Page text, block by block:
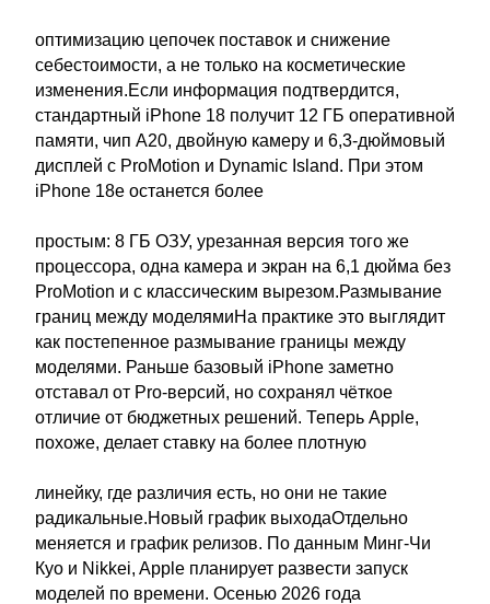
оптимизацию цепочек поставок и снижение
себестоимости, а не только на косметические
изменения.Если информация подтвердится,
стандартный iPhone 18 получит 12 ГБ оперативной
памяти, чип A20, двойную камеру и 6,3-дюймовый
дисплей с ProMotion и Dynamic Island. При этом
iPhone 18e останется более
простым: 8 ГБ ОЗУ, урезанная версия того же
процессора, одна камера и экран на 6,1 дюйма без
ProMotion и с классическим вырезом.Размывание
границ между моделямиНа практике это выглядит
как постепенное размывание границы между
моделями. Раньше базовый iPhone заметно
отставал от Pro-версий, но сохранял чёткое
отличие от бюджетных решений. Теперь Apple,
похоже, делает ставку на более плотную
линейку, где различия есть, но они не такие
радикальные.Новый график выходаОтдельно
меняется и график релизов. По данным Минг-Чи
Куо и Nikkei, Apple планирует развести запуск
моделей по времени. Осенью 2026 года